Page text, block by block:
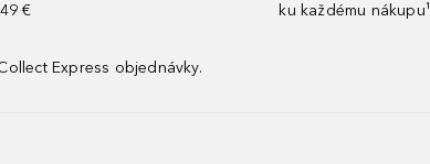
€
ku každému nákupu¹
Express objednávky.